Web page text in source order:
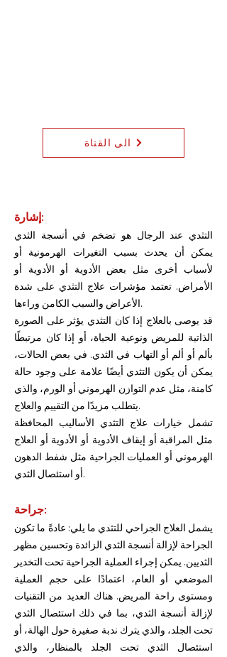
الى القناة
إشارة:
التثدي عند الرجال هو تضخم في أنسجة الثدي
يمكن أن يحدث بسبب التغيرات الهرمونية أو
لأسباب أخرى مثل بعض الأدوية أو الأدوية أو
الأمراض. تعتمد مؤشرات علاج التثدي على شدة
الأعراض والسبب الكامن وراءها.
قد يوصى بالعلاج إذا كان التثدي يؤثر على الصورة
الذاتية للمريض ونوعية الحياة، أو إذا كان مرتبطًا
بألم أو ألم أو التهاب في الثدي. في بعض الحالات،
يمكن أن يكون التثدي أيضًا علامة على وجود حالة
كامنة، مثل عدم التوازن الهرموني أو الورم، والذي
يتطلب مزيدًا من التقييم والعلاج.
تشمل خيارات علاج التثدي الأساليب المحافظة
مثل المراقبة أو إيقاف الأدوية أو الأدوية أو العلاج
الهرموني أو العمليات الجراحية مثل شفط الدهون
أو استئصال الثدي.
جراحة:
يشمل العلاج الجراحي للتثدي ما يلي: عادةً ما تكون
الجراحة لإزالة أنسجة الثدي الزائدة وتحسين مظهر
الثديين. يمكن إجراء العملية الجراحية تحت التخدير
الموضعي أو العام، اعتمادًا على حجم العملية
ومستوى راحة المريض. هناك العديد من التقنيات
لإزالة أنسجة الثدي، بما في ذلك استئصال الثدي
تحت الجلد، والذي يترك ندبة صغيرة حول الهالة، أو
استئصال الثدي تحت الجلد بالمنظار، والذي